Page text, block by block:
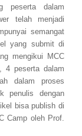
peserta dalam
telah menjadi
semangat
yang submitdi
mengikui
MCC
, 4 peserta dalam
dalam proses
penulis dengan
bisa publish di
Camp oleh Prof.